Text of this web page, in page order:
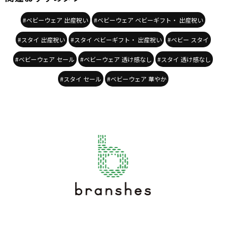
#ベビーウェア 出産祝い #ベビーウェア ベビーギフト・ 出産祝い
#スタイ 出産祝い #スタイ ベビーギフト・ 出産祝い #ベビー スタイ
#ベビーウェア セール #ベビーウェア 透け感なし #スタイ 透け感なし
#スタイ セール #ベビーウェア 華やか